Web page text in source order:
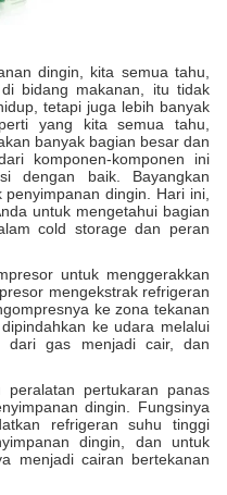
dingin, kita semua tahu,
bidang makanan, itu tidak
tetapi juga lebih banyak
yang kita semua tahu,
banyak bagian besar dan
komponen-komponen ini
dengan baik. Bayangkan
dingin. Hari ini,
untuk mengetahui bagian
cold storage dan peran
untuk menggerakkan
mengekstrak refrigeran
ke zona tekanan
ke udara melalui
dari gas menjadi cair, dan
pertukaran panas
dingin. Fungsinya
refrigeran suhu tinggi
dingin, dan untuk
menjadi cairan bertekanan